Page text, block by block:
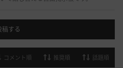
稿する
コメント順 推奨順 話題順